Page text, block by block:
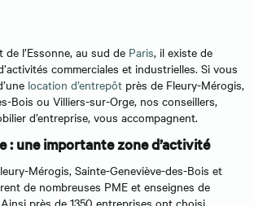
l’Essonne, au sud de Paris, il existe de
commerciales et industrielles. Si vous
location d’entrepôt près de Fleury-Mérogis,
Bois ou Villiers-sur-Orge, nos conseillers,
d’entreprise, vous accompagnent.
: une importante zone d’activité
Mérogis, Sainte-Geneviève-des-Bois et
de nombreuses PME et enseignes de